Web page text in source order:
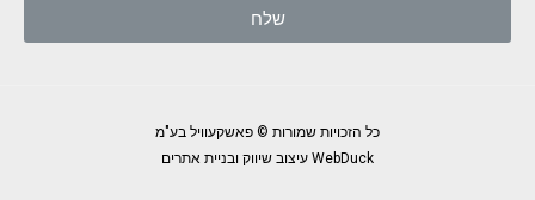
שלח
כל הזכויות שמורות © פאשקעוויל בע"מ
WebDuck עיצוב שיווק ובניית אתרים